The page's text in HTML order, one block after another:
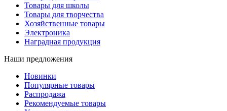
Товары для школы
Товары для творчества
Хозяйственные товары
Электроника
Наградная продукция
Наши предложения
Новинки
Популярные товары
Распродажа
Рекомендуемые товары